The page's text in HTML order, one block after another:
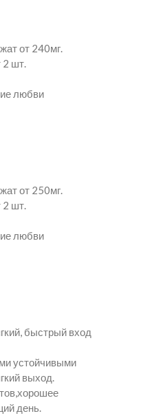
от 240мг.
2 шт.
любви
от 250мг.
2 шт.
любви
быстрый вход
устойчивыми
выход.
день.